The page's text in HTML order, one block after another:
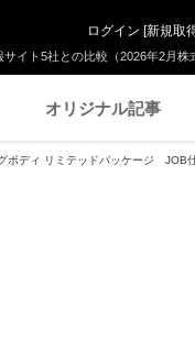
イト5社との比較（2026年2月株
ログイン [新規取
オリジナル記事
ボディ リミテッドパッケージ